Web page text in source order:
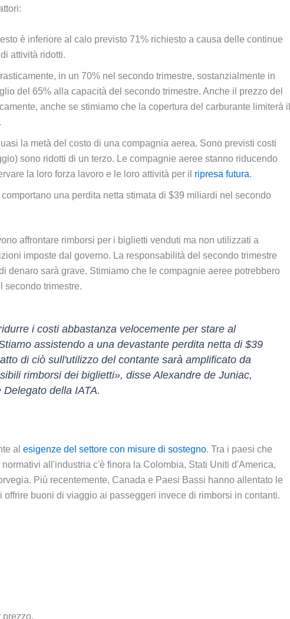
è inferiore al calo previsto 71% richiesto a causa delle continue
attività ridotti.
in un 70% nel secondo trimestre, sostanzialmente in
del 65% alla capacità del secondo trimestre. Anche il prezzo del
anche se stimiamo che la copertura del carburante limiterà il
la metà del costo di una compagnia aerea. Sono previsti costi
sono ridotti di un terzo. Le compagnie aeree stanno riducendo
la loro forza lavoro e le loro attività per il ripresa futura.
una perdita netta stimata di $39 miliardi nel secondo
affrontare rimborsi per i biglietti venduti ma non utilizzati a
imposte dal governo. La responsabilità del secondo trimestre
denaro sarà grave. Stimiamo che le compagnie aeree potrebbero
secondo trimestre.
i costi abbastanza velocemente per stare al
assistendo a una devastante perdita netta di $39
di ciò sull'utilizzo del contante sarà amplificato da
rimborsi dei biglietti», disse Alexandre de Juniac,
della IATA.
al esigenze del settore con misure di sostegno. Tra i paesi che
all'industria c'è finora la Colombia, Stati Uniti d'America,
Più recentemente, Canada e Paesi Bassi hanno allentato le
buoni di viaggio ai passeggeri invece di rimborsi in contanti.